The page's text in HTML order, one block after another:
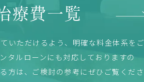
療費一覧
いただけるよう、明確な料金体系をご
タルローンにも対応しておりますの
方は、ご検討の参考にぜひご覧くださ